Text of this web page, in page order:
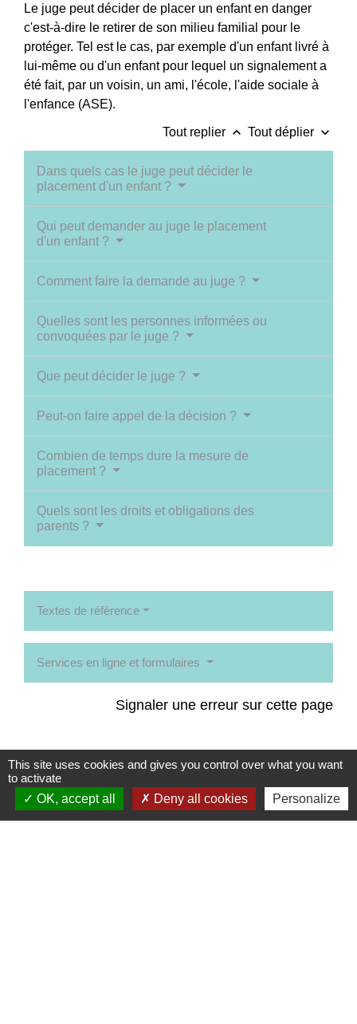
Le juge peut décider de placer un enfant en danger
c'est-à-dire le retirer de son milieu familial pour le
protéger. Tel est le cas, par exemple d'un enfant livré à
lui-même ou d'un enfant pour lequel un signalement a
été fait, par un voisin, un ami, l'école, l'aide sociale à
l'enfance (ASE).
Tout replier keyboard_arrow_up Tout déplier keyboard_arrow_down
Dans quels cas le juge peut décider le
placement d'un enfant ?
Qui peut demander au juge le placement
d'un enfant ?
Comment faire la demande au juge ?
Quelles sont les personnes informées ou
convoquées par le juge ?
Que peut décider le juge ?
Peut-on faire appel de la décision ?
Combien de temps dure la mesure de
placement ?
Quels sont les droits et obligations des
parents ?
Textes de référence
Services en ligne et formulaires
Signaler une erreur sur cette page
Contacts
This site uses cookies and gives you control over what you want
to activate
OK, accept all
Deny all cookies Personalize